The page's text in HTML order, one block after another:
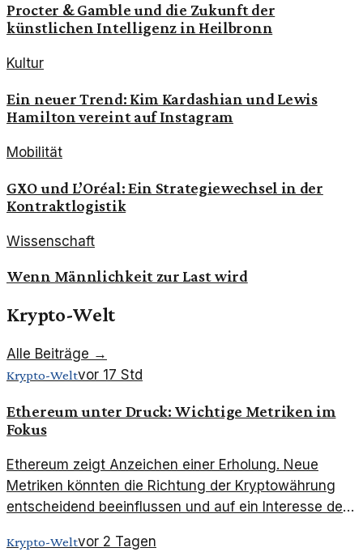
Procter & Gamble und die Zukunft der
künstlichen Intelligenz in Heilbronn
Kultur
Ein neuer Trend: Kim Kardashian und Lewis
Hamilton vereint auf Instagram
Mobilität
GXO und L’Oréal: Ein Strategiewechsel in der
Kontraktlogistik
Wissenschaft
Wenn Männlichkeit zur Last wird
Krypto-Welt
Alle Beiträge →
Krypto-Weltvor 17 Std
Ethereum unter Druck: Wichtige Metriken im
Fokus
Ethereum zeigt Anzeichen einer Erholung. Neue
Metriken könnten die Richtung der Kryptowährung
entscheidend beeinflussen und auf ein Interesse der
Krypto-Weltvor 2 Tagen